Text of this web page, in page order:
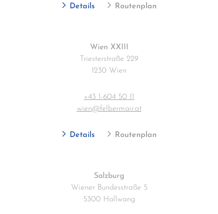
Details Routenplan
Wien XXIII
Triesterstraße 229
1230 Wien
+43 1-604 50 11
wien@felbermair.at
Details Routenplan
Salzburg
Wiener Bundesstraße 5
5300 Hallwang